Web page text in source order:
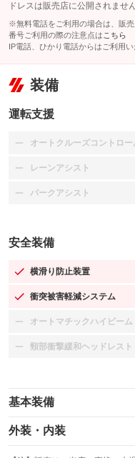
ドレスは販売店に公開されません
※無料電話をご利用の場合は、販
番号ご利用の際の注意点は こちら
IP電話、ひかり電話からはご利用い
装備
運転支援
オートクルーズコントロー
：装備なし
レーンアシスト
：装備なし
パークアシスト
：装備なし
安全装備
横滑り防止装置
：装備あり
衝突被害軽減システム
：装備あり
オートマチックハイビーム
：装備なし
頸部衝撃緩和ヘッドレスト
：装備なし
基本装備
エアバッグ：運転席/助手席
：装備あり
外装・内装